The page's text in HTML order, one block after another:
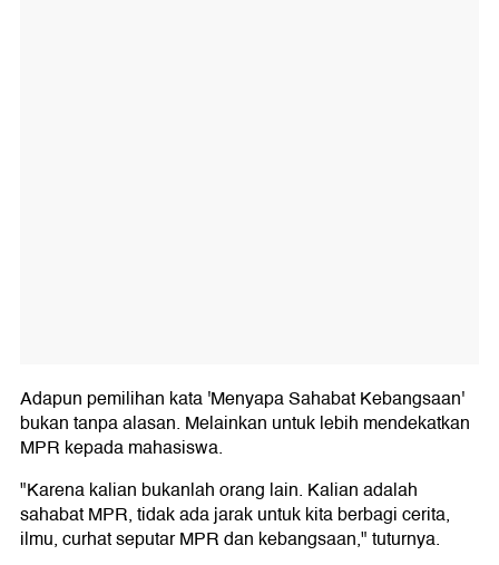
Adapun pemilihan kata 'Menyapa Sahabat Kebangsaan'
bukan tanpa alasan. Melainkan untuk lebih mendekatkan
MPR kepada mahasiswa.
"Karena kalian bukanlah orang lain. Kalian adalah
sahabat MPR, tidak ada jarak untuk kita berbagi cerita,
ilmu, curhat seputar MPR dan kebangsaan," tuturnya.